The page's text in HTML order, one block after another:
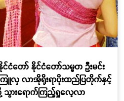
င်ငံတော် နိုင်ငံတော်သမ္မတ ဦးမင်း
ြူလှ လာအိုရိုးရာပိုးထည်ပြတိုက်နှင့်
ားရောက်ကြည့်ရှုလေ့လာ